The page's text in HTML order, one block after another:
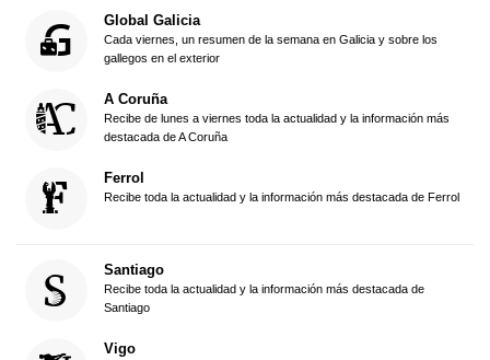
Global Galicia
Cada viernes, un resumen de la semana en Galicia y sobre los
gallegos en el exterior
A Coruña
Recibe de lunes a viernes toda la actualidad y la información más
destacada de A Coruña
Ferrol
Recibe toda la actualidad y la información más destacada de Ferrol
Santiago
Recibe toda la actualidad y la información más destacada de
Santiago
Vigo